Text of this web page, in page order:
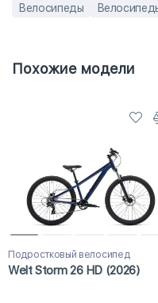
Велосипеды
Похожие модели
Подростковый велосипед
Welt Storm 26 HD (2026)